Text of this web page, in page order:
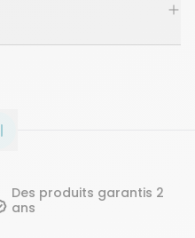
produits garantis 2